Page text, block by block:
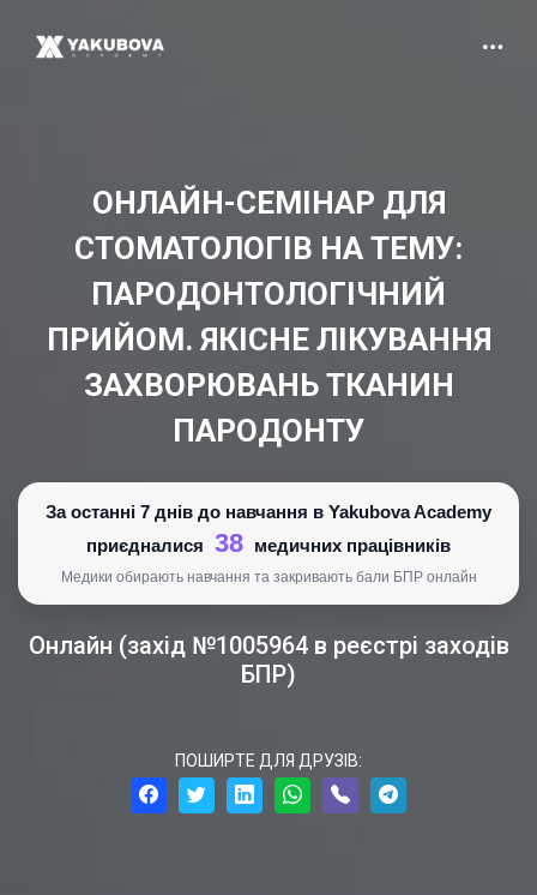
ОНЛАЙН-СЕМІНАР ДЛЯ
СТОМАТОЛОГІВ НА ТЕМУ:
ПАРОДОНТОЛОГІЧНИЙ
ПРИЙОМ. ЯКІСНЕ ЛІКУВАННЯ
ЗАХВОРЮВАНЬ ТКАНИН
ПАРОДОНТУ
За останні 7 днів до навчання в Yakubova Academy
приєдналися 38 медичних працівників
Медики обирають навчання та закривають бали БПР онлайн
Онлайн (захід №1005964 в реєстрі заходів
БПР)
ПОШИРТЕ ДЛЯ ДРУЗІВ: